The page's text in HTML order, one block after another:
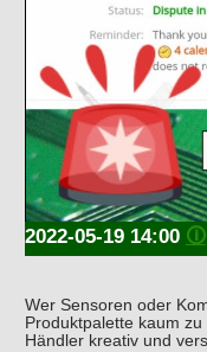
2022-05-19 14:00 🛈
Wer Sensoren oder
Produktpalette kaum
Händler kreativ und